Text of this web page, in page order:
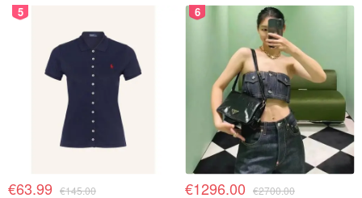
5
€63.99 €145.00
6
€1296.00 €2700.00